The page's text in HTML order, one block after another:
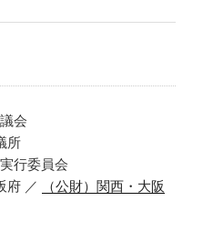
会
所
行委員会
府 ／
（公財）関西・大阪